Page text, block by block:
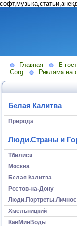
Главная
В
Gorg
Реклама на
Белая Калитва
Природа
Люди.Страны и
Тбилиси
Москва
Белая Калитва
Ростов-на-Дону
Хмельницкий
КавМинВоды